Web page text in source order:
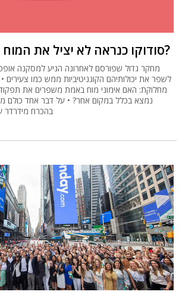
סודוקו כנראה לא יציל את המוח שלכם. אז מה כן?
לשפר את יכולותיהם הקוגניטיביות ממש כמו
מחלוקת: האם אימוני מוח באמת משפרים את
נמצא בכלל במקום אחר? • על דבר אחד כולם
בהכרח מידרדר